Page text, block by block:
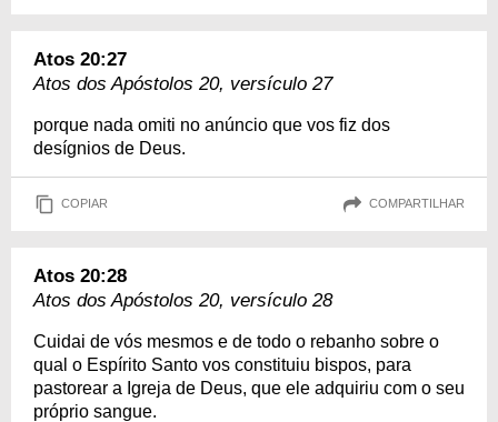
Atos 20:27
Atos dos Apóstolos 20, versículo 27
porque nada omiti no anúncio que vos fiz dos
desígnios de Deus.
COPIAR COMPARTILHAR
Atos 20:28
Atos dos Apóstolos 20, versículo 28
Cuidai de vós mesmos e de todo o rebanho sobre o
qual o Espírito Santo vos constituiu bispos, para
pastorear a Igreja de Deus, que ele adquiriu com o seu
próprio sangue.